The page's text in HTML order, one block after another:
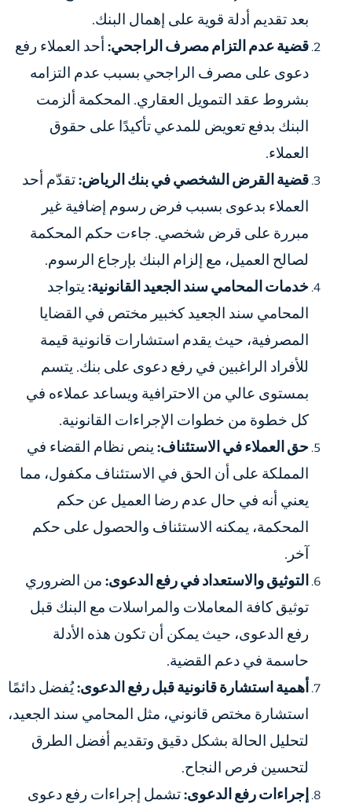
بعد تقديم أدلة قوية على إهمال البنك.
قضية عدم التزام مصرف الراجحي: أحد العملاء رفع
دعوى على مصرف الراجحي بسبب عدم التزامه
بشروط عقد التمويل العقاري. المحكمة ألزمت
البنك بدفع تعويض للمدعي تأكيدًا على حقوق
العملاء.
قضية القرض الشخصي في بنك الرياض:تقدّم أحد
العملاء بدعوى بسبب فرض رسوم إضافية غير
مبررة على قرض شخصي. جاءت حكم المحكمة
لصالح العميل، مع إلزام البنك بإرجاع الرسوم.
خدمات المحامي سند الجعيد القانونية: يتواجد
المحامي سند الجعيد كخبير مختص في القضايا
المصرفية، حيث يقدم استشارات قانونية قيمة
للأفراد الراغبين في رفع دعوى على بنك. يتسم
بمستوى عالي من الاحترافية ويساعد عملاءه في
كل خطوة من خطوات الإجراءات القانونية.
حق العملاء في الاستئناف: ينص نظام القضاء في
المملكة على أن الحق في الاستئناف مكفول، مما
يعني أنه في حال عدم رضا العميل عن حكم
المحكمة، يمكنه الاستئناف والحصول على حكم
آخر.
التوثيق والاستعداد في رفع الدعوى: من الضروري
توثيق كافة المعاملات والمراسلات مع البنك قبل
رفع الدعوى، حيث يمكن أن تكون هذه الأدلة
حاسمة في دعم القضية.
أهمية استشارة قانونية قبل رفع الدعوى:يُفضل دائمًا
استشارة مختص قانوني، مثل المحامي سند الجعيد،
لتحليل الحالة بشكل دقيق وتقديم أفضل الطرق
لتحسين فرص النجاح.
إجراءات رفع الدعوى:تشمل إجراءات رفع دعوى